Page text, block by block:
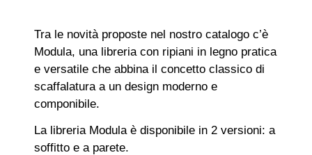
Tra le novità proposte nel nostro catalogo c’è
Modula, una libreria con ripiani in legno pratica
e versatile che abbina il concetto classico di
scaffalatura a un design moderno e
componibile.
La libreria Modula è disponibile in 2 versioni: a
soffitto e a parete.